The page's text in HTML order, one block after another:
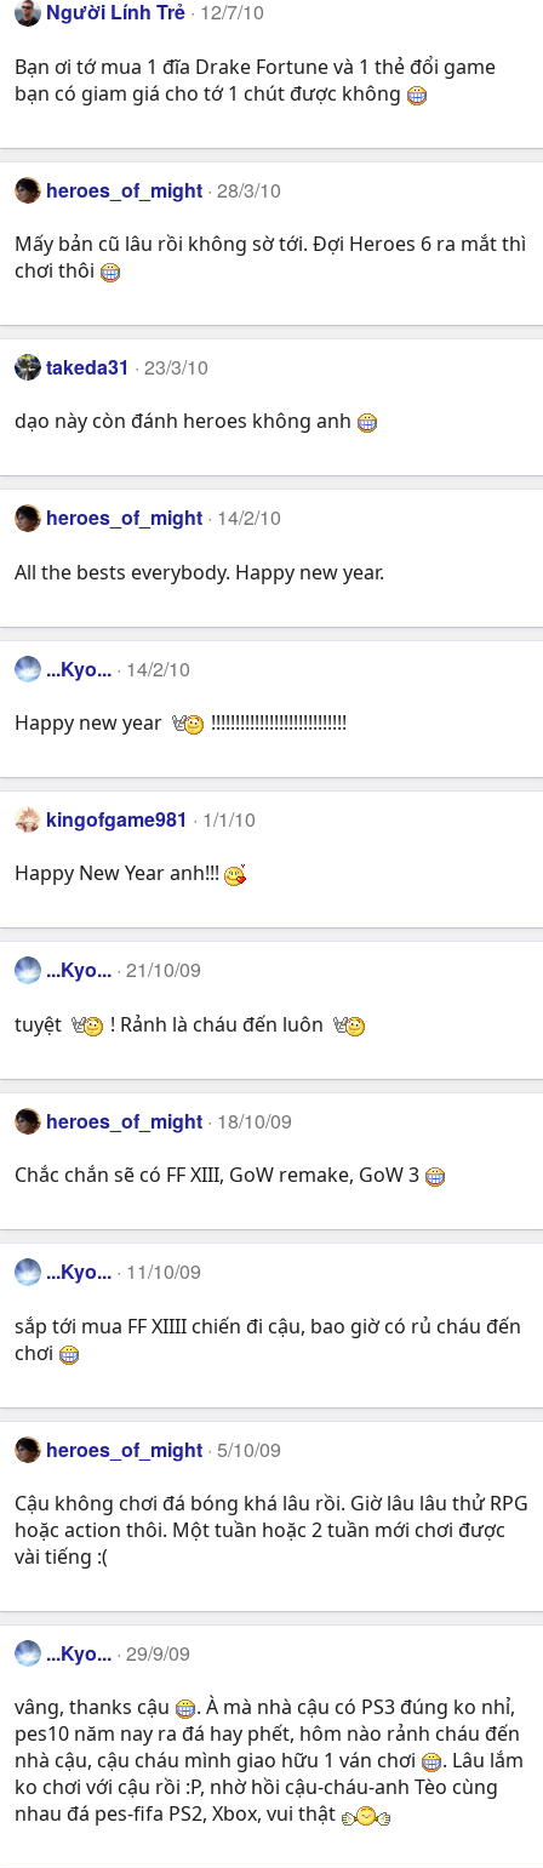
Người Lính Trẻ 12/7/10
Bạn ơi tớ mua 1 đĩa Drake Fortune và 1 thẻ đổi game
bạn có giam giá cho tớ 1 chút được không
heroes_of_might 28/3/10
Mấy bản cũ lâu rồi không sờ tới. Đợi Heroes 6 ra mắt thì
chơi thôi
takeda31 23/3/10
dạo này còn đánh heroes không anh
heroes_of_might 14/2/10
All the bests everybody. Happy new year.
...Kyo... 14/2/10
Happy new year !!!!!!!!!!!!!!!!!!!!!!!!!!!!
kingofgame981 1/1/10
Happy New Year anh!!!
...Kyo... 21/10/09
tuyệt ! Rảnh là cháu đến luôn
heroes_of_might 18/10/09
Chắc chắn sẽ có FF XIII, GoW remake, GoW 3
...Kyo... 11/10/09
sắp tới mua FF XIIII chiến đi cậu, bao giờ có rủ cháu đến
chơi
heroes_of_might 5/10/09
Cậu không chơi đá bóng khá lâu rồi. Giờ lâu lâu thử RPG
hoặc action thôi. Một tuần hoặc 2 tuần mới chơi được
vài tiếng :(
...Kyo... 29/9/09
vâng, thanks cậu
. À mà nhà cậu có PS3 đúng ko nhỉ,
pes10 năm nay ra đá hay phết, hôm nào rảnh cháu đến
nhà cậu, cậu cháu mình giao hữu 1 ván chơi
. Lâu lắm
ko chơi với cậu rồi :P, nhờ hồi cậu-cháu-anh Tèo cùng
nhau đá pes-fifa PS2, Xbox, vui thật